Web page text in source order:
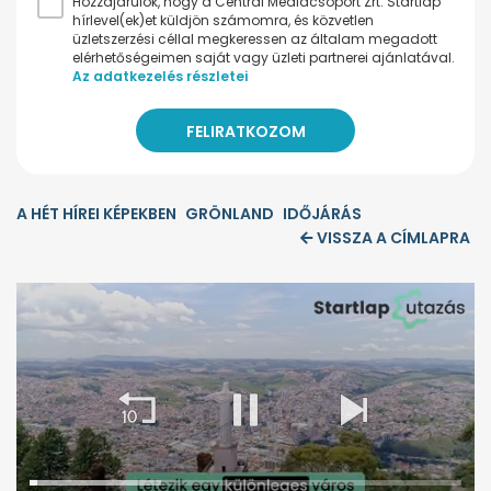
hírlevel(ek)et küldjön számomra, és közvetlen
üzletszerzési céllal megkeressen az általam megadott
elérhetőségeimen saját vagy üzleti partnerei ajánlatával.
Az adatkezelés részletei
A HÉT HÍREI KÉPEKBEN GRÖNLAND IDŐJÁRÁS
VISSZA A CÍMLAPRA